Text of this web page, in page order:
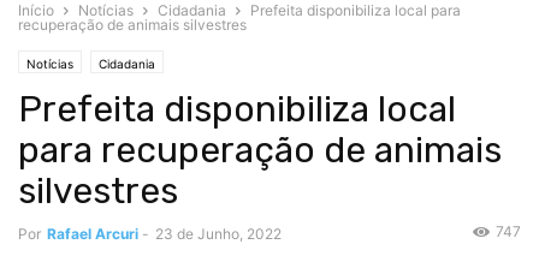
Início Notícias Cidadania
Prefeita disponibiliza local para
recuperação de animais silvestres
Notícias Cidadania
Prefeita disponibiliza local
para recuperação de animais
silvestres
Por Rafael Arcuri - 23 de Junho, 2022 747